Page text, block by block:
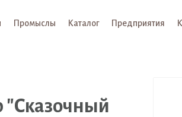
Промыслы Каталог Предприятия
"Сказочный